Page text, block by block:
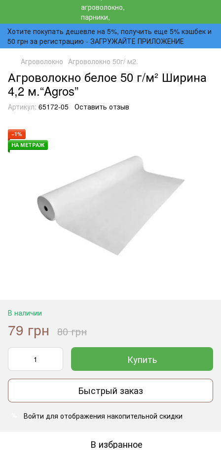
Хотите покупать дешевле на 5%, получить еще 5% кэшбек и
50 грн за регистрацию - ЗАГРУЖАЙТЕ ПРИЛОЖЕНИЕ
Агроволокно Агроволокно 50г/ м2.
Агроволокно белое 50 г/м² Ширина
4,2 м.“Agros”
Артикул: 65172-05 Оставить отзыв
−1%
НА МЕТРАЖ
В наличии
79 грн 80 грн
Купить
Быстрый заказ
Войти для отображения накопительной скидки
В избранное